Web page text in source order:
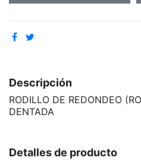
Descripción
RODILLO DE REDONDEO
DENTADA
Detalles de producto